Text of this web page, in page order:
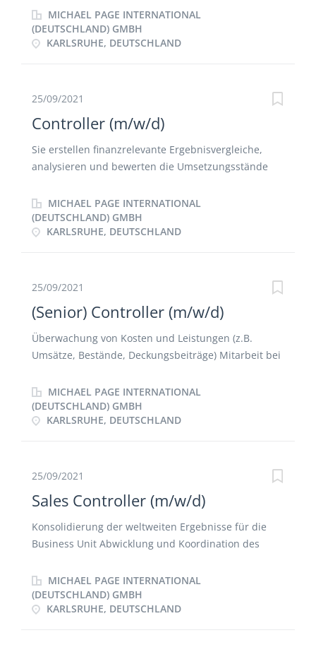
aktiv mit. Projektarbeit sowie ad hoc Analysen
begleiten Ihr Tagesgeschäft.
Zusammenarbeit mit dem nationalen Management
den monatlichen Bericht Ihre Tätigkeit umfasst
zudem die Unterstützung der Manager auf Ad-hoc-
Optimierung von internen Prozessen rundet das
MICHAEL PAGE INTERNATIONAL
(DEUTSCHLAND) GMBH
KARLSRUHE, DEUTSCHLAND
25/09/2021
Controller (m/w/d)
Sie erstellen finanzrelevante Ergebnisvergleiche,
analysieren und bewerten die Umsetzungsstände
Standortübergreifend unterstützen Sie aktiv die
Weiterentwicklung von Analyse- und Reporting Tools
Darüber hinaus bringen Sie sich in Projekten ein und
Jahresabschluss, sowie Ad hoc-Analysen
MICHAEL PAGE INTERNATIONAL
(DEUTSCHLAND) GMBH
KARLSRUHE, DEUTSCHLAND
25/09/2021
(Senior) Controller (m/w/d)
Überwachung von Kosten und Leistungen (z.B.
Umsätze, Bestände, Deckungsbeiträge) Mitarbeit bei
Monatliche Liquiditätsplanung sowie wöchentliches
Reporting der Auftragseingänge Überwachung der
monatlichen Buchhaltung inkl. Erstellung des BAB
Ad-hoc-Auswertungen Unterstützung bei
Berichterstattung an die kaufm. Leitung /
Geschäftsleitung Enge Zusammenarbeit mit dem
externen Steuerbüro
MICHAEL PAGE INTERNATIONAL
(DEUTSCHLAND) GMBH
KARLSRUHE, DEUTSCHLAND
25/09/2021
Sales Controller (m/w/d)
Konsolidierung der weltweiten Ergebnisse für die
Business Unit Abwicklung und Koordination des
Kennzahlen zur Unterstützung der kommerziellen
Analysen Erstellung des Auftrags- und Umsatz-
Reporting (Woche, Monat, Quartal) Budgetplanung
MICHAEL PAGE INTERNATIONAL
(DEUTSCHLAND) GMBH
KARLSRUHE, DEUTSCHLAND